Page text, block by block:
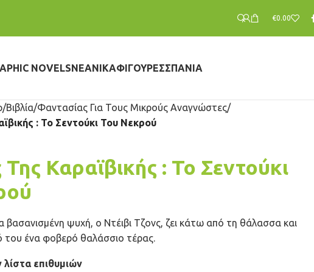
€0.00
NOVELSΝΕΑΝΙΚΆΦΙΓΟΎΡΕΣΣΠΆΝΙΑ
Βιβλία Φαντασίας Για Τους Μικρούς Αναγνώστες
: Το Σεντούκι Του Νεκρού
Της Καραϊβικής : Το Σεντούκι
βασανισμένη ψυχή, ο Ντέιβι Τζονς, ζει κάτω από τη θάλασσα και
του ένα φοβερό θαλάσσιο τέρας.
επιθυμιών